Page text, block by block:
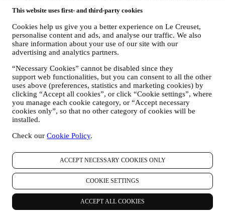
This website uses first- and third-party cookies
Cookies help us give you a better experience on Le Creuset,
personalise content and ads, and analyse our traffic. We also
share information about your use of our site with our
advertising and analytics partners.
“Necessary Cookies” cannot be disabled since they
support web functionalities, but you can consent to all the other
uses above (preferences, statistics and marketing cookies) by
clicking “Accept all cookies”, or click “Cookie settings”, where
you manage each cookie category, or “Accept necessary
cookies only”, so that no other category of cookies will be
installed.
Check our Cookie Policy.
ACCEPT NECESSARY COOKIES ONLY
COOKIE SETTINGS
ACCEPT ALL COOKIES
onze producten. Wij zullen uw gegevens gebruiken om uw
interesses beter te begrijpen. Dit stelt ons in staat om onze
communicatie te personaliseren om deze relevanter en
interessanter te maken. Er zullen geen andere gevolgen zijn.
Wij verzamelen ook statistieken over het openen van e-mail
en klikgedrag met behulp van de in de sector gangbare
technologieën om ons te helpen onze nieuwsbrieven te
volgen. Deze verwerking is gebaseerd op uw toestemming
om gepersonaliseerde marketingcommunicatie van ons te
ontvangen. De keuze om aan te melden kan worden
uitgeoefend op de plaatsen waar persoonsgegevens worden
verzameld door het juiste selectievakje aan te vinken of, als u
een Le Creuset-account heeft, via het Mijn account-gedeelte
marketingcommunicatie of updates te allen tijde kosteloos
weergegeven (om u bijvoorbeeld af te melden voor de
nieuwsbrief kunt u klikken op de afmeldlink onderaan elke e-
mail). Als u een Le Creuset account hebt, kunt u eenvoudig
uw marketingvoorkeuren beheren. Als u onze
marketingactiviteiten wilt stopzetten, kunt u in ieder geval een
e-mail sturen naarprivacy@lecreuset.com
afmelding zo spoedig mogelijk verwerken, maar in sommige